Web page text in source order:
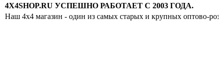
4X4SHOP.RU УСПЕШНО РАБОТАЕТ С 2003 ГОДА.
Наш 4x4 магазин - один из самых старых и крупных оптово-